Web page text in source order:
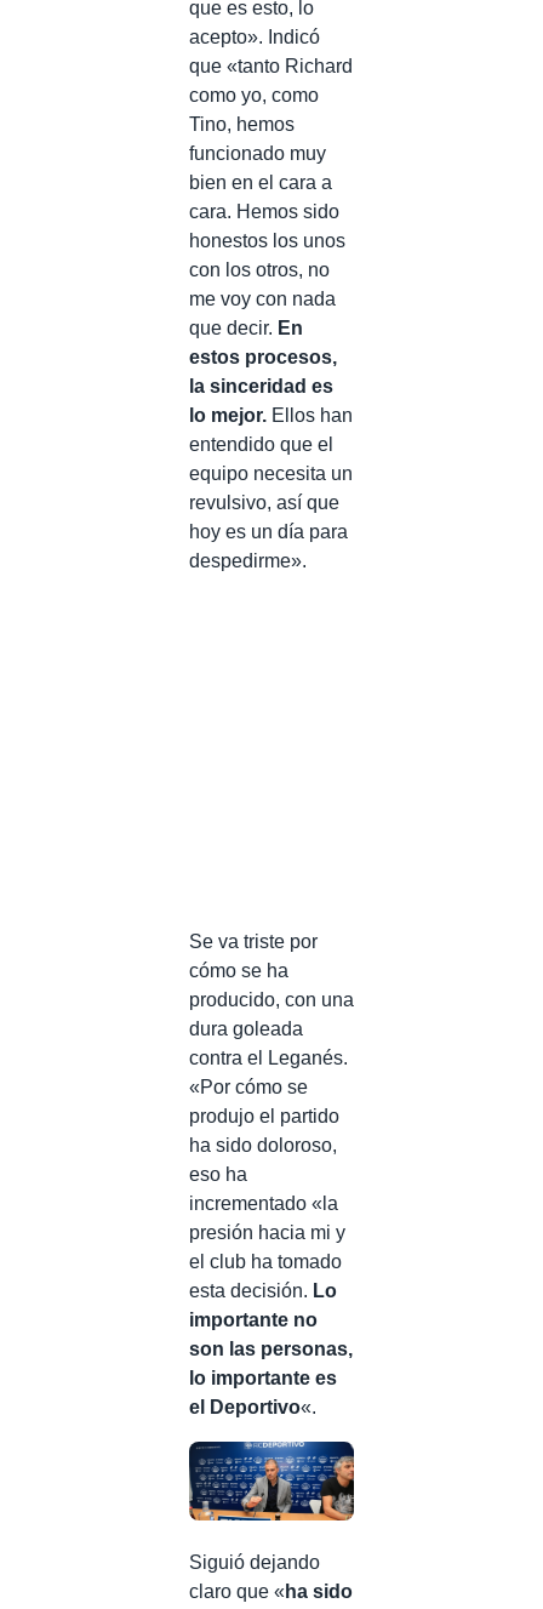
que es esto, lo
acepto». Indicó
que «tanto Richard
como yo, como
Tino, hemos
funcionado muy
bien en el cara a
cara. Hemos sido
honestos los unos
con los otros, no
me voy con nada
que decir. En
estos procesos,
la sinceridad es
lo mejor. Ellos han
entendido que el
equipo necesita un
revulsivo, así que
hoy es un día para
despedirme».
Se va triste por
cómo se ha
producido, con una
dura goleada
contra el Leganés.
«Por cómo se
produjo el partido
ha sido doloroso,
eso ha
incrementado «la
presión hacia mi y
el club ha tomado
esta decisión. Lo
importante no
son las personas,
lo importante es
el Deportivo«.
Siguió dejando
claro que « ha sido